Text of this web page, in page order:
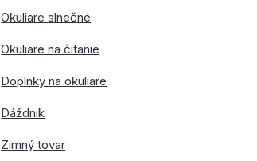
Okuliare slnečné
Okuliare na čítanie
Doplnky na okuliare
Dáždnik
Zimný tovar